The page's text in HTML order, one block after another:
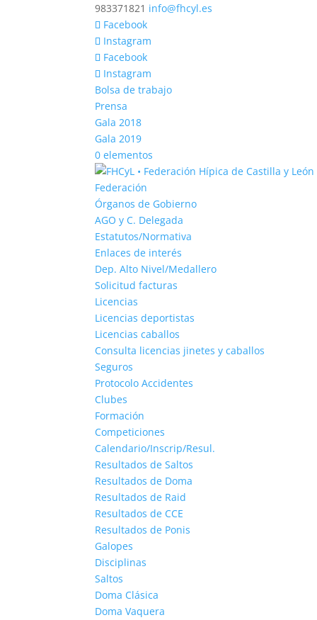
983371821 info@fhcyl.es
Facebook
Instagram
Facebook
Instagram
Bolsa de trabajo
Prensa
Gala 2018
Gala 2019
0 elementos
Federación
Órganos de Gobierno
AGO y C. Delegada
Estatutos/Normativa
Enlaces de interés
Dep. Alto Nivel/Medallero
Solicitud facturas
Licencias
Licencias deportistas
Licencias caballos
Consulta licencias jinetes y caballos
Seguros
Protocolo Accidentes
Clubes
Formación
Competiciones
Calendario/Inscrip/Resul.
Resultados de Saltos
Resultados de Doma
Resultados de Raid
Resultados de CCE
Resultados de Ponis
Galopes
Disciplinas
Saltos
Doma Clásica
Doma Vaquera